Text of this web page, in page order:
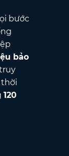
bước
bảo
120